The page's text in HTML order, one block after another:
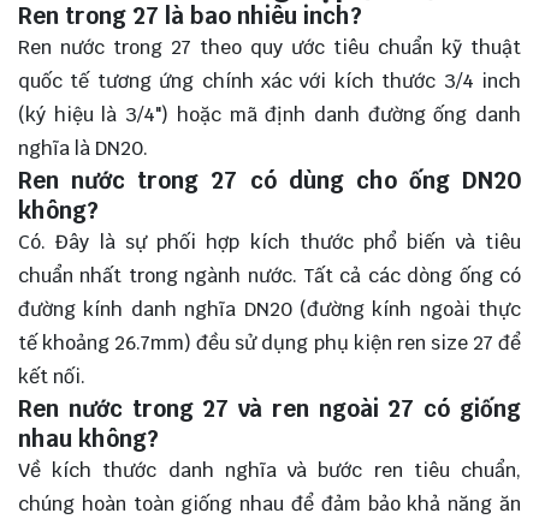
Ren trong 27 là bao nhiêu inch?
Ren nước trong 27 theo quy ước tiêu chuẩn kỹ thuật
quốc tế tương ứng chính xác với kích thước 3/4 inch
(ký hiệu là 3/4") hoặc mã định danh đường ống danh
nghĩa là DN20.
Ren nước trong 27 có dùng cho ống DN20
không?
Có. Đây là sự phối hợp kích thước phổ biến và tiêu
chuẩn nhất trong ngành nước. Tất cả các dòng ống có
đường kính danh nghĩa DN20 (đường kính ngoài thực
tế khoảng 26.7mm) đều sử dụng phụ kiện ren size 27 để
kết nối.
Ren nước trong 27 và ren ngoài 27 có giống
nhau không?
Về kích thước danh nghĩa và bước ren tiêu chuẩn,
chúng hoàn toàn giống nhau để đảm bảo khả năng ăn